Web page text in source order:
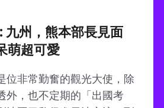
九州，熊本部長見面
萌超可愛
位非常勤奮的觀光大使，除
外，也不定期的「出國考